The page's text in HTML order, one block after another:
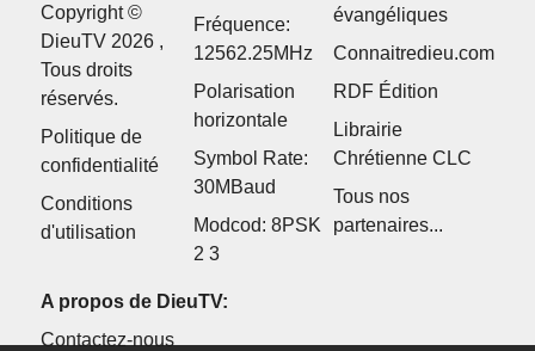
Copyright ©
DieuTV 2026 ,
Tous droits
réservés.
Politique de
confidentialité
Conditions
d'utilisation
Fréquence:
12562.25MHz
Polarisation
horizontale
Symbol Rate:
30MBaud
Modcod: 8PSK
2 3
évangéliques
Connaitredieu.com
RDF Édition
Librairie
Chrétienne CLC
Tous nos
partenaires...
A propos de DieuTV:
Contactez-nous